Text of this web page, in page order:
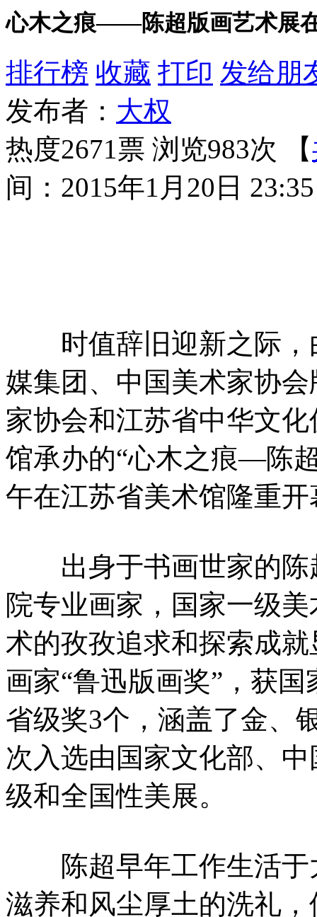
心木之痕——陈超版画艺术展
排行榜 收藏 打印 发给朋
发布者： 大权
热度2671票 浏览983次 【
间：2015年1月20日 23:35
时值辞旧迎新之际，
媒集团、中国美术家协
家协会和江苏省中华文
馆承办的“心木之痕—陈
午在江苏省美术馆隆重开
出身于书画世家的陈
院专业画家，国家一级
术的孜孜追求和探索成
画家“鲁迅版画奖”，获
省级奖3个，涵盖了金、
次入选由国家文化部、
级和全国性美展。
陈超早年工作生活于
滋养和风尘厚土的洗礼